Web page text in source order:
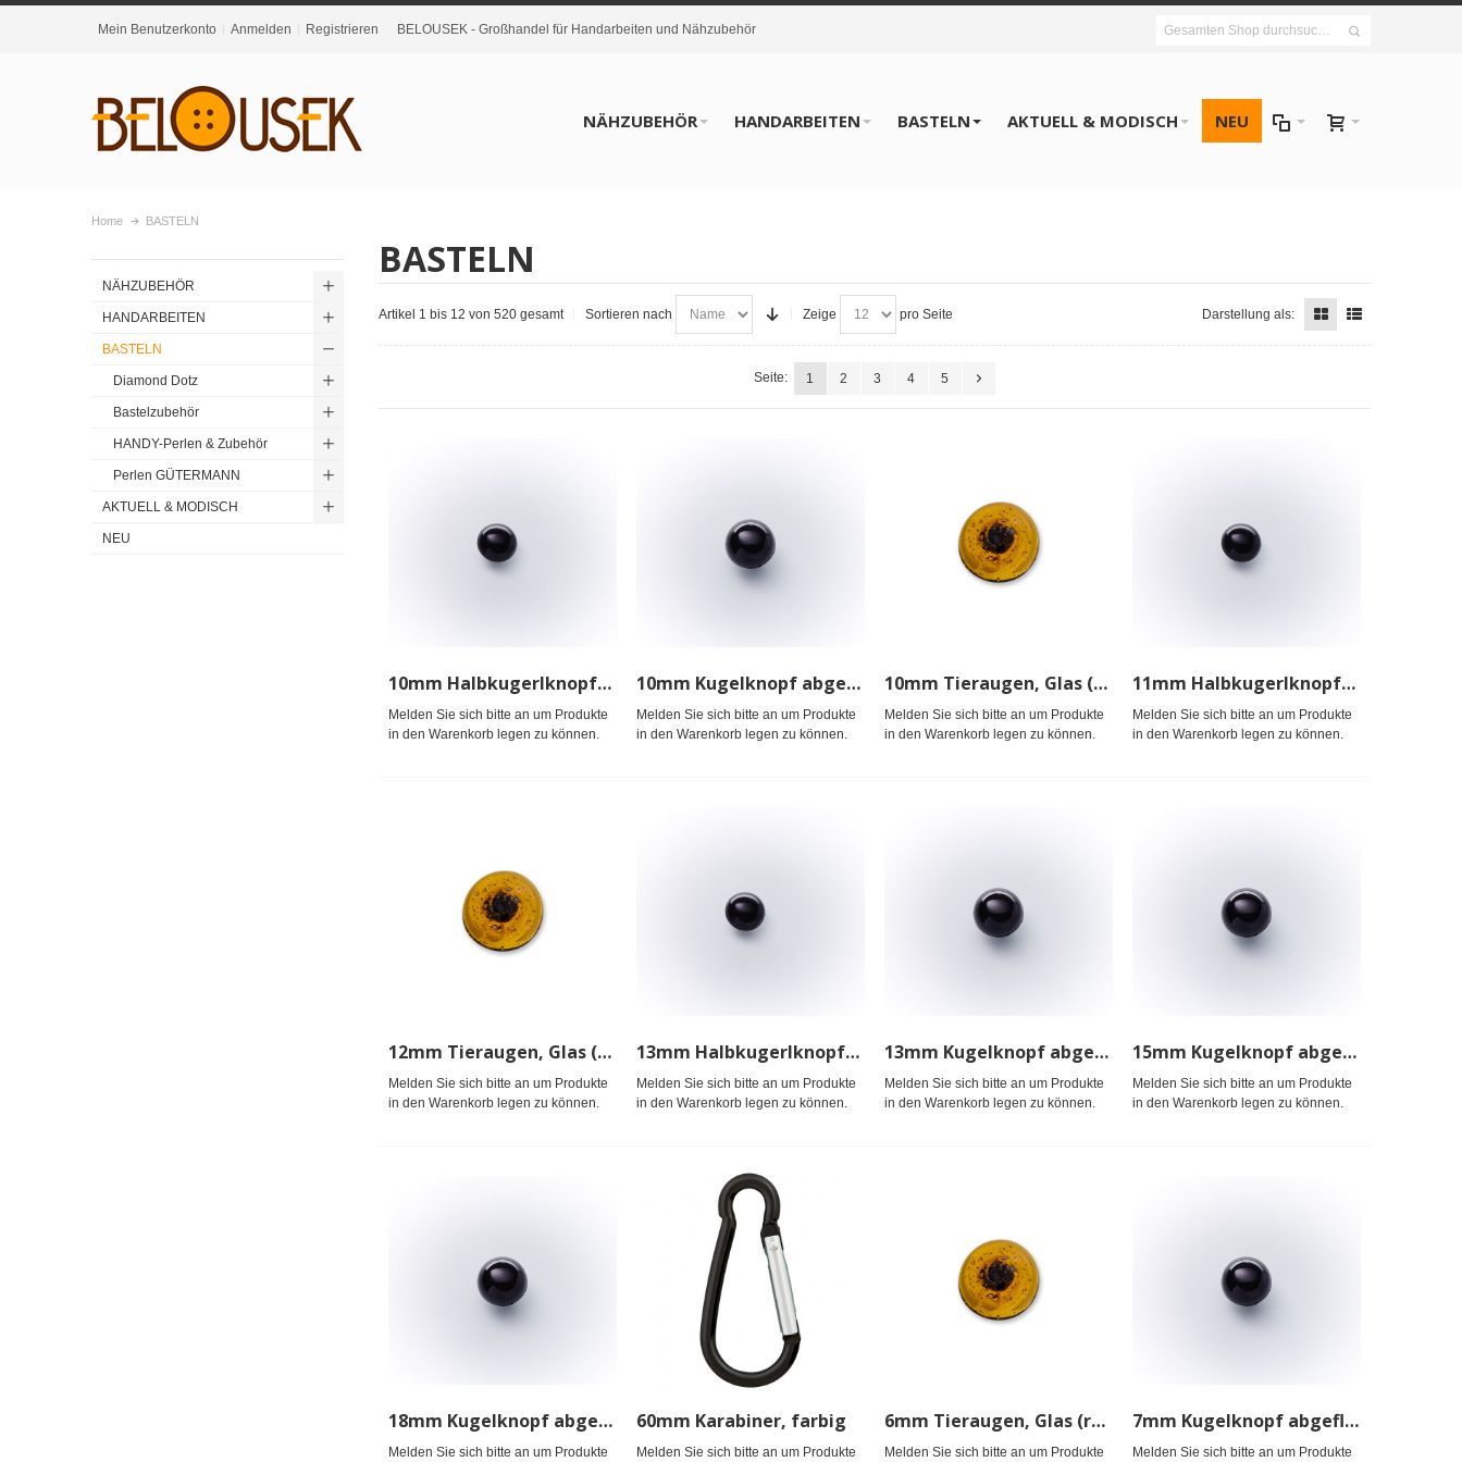
Mein Benutzerkonto Anmelden Registrieren BELOUSEK - Großhandel für Handarbeiten und Nähzubehör
NÄHZUBEHÖR HANDARBEITEN BASTELN AKTUELL & MODISCH NEU
Home BASTELN
BASTELN
Artikel 1 bis 12 von 520 gesamt Sortieren nach Zeige pro Seite Darstellung als:
Seite: 1 2 3 4 5
10mm Halbkugerlknopf Nylon,gefärbt
Melden Sie sich bitte an um Produkte
in den Warenkorb legen zu können.
10mm Kugelknopf abgeflacht Nyl.schwarz gef.
Melden Sie sich bitte an um Produkte
in den Warenkorb legen zu können.
10mm Tieraugen, Glas (runde Pup.)
Melden Sie sich bitte an um Produkte
in den Warenkorb legen zu können.
11mm Halbkugerlknopf Nylon,gefärbt
Melden Sie sich bitte an um Produkte
in den Warenkorb legen zu können.
12mm Tieraugen, Glas (runde Pup.)
Melden Sie sich bitte an um Produkte
in den Warenkorb legen zu können.
13mm Halbkugerlknopf Nylon,gefärbt
Melden Sie sich bitte an um Produkte
in den Warenkorb legen zu können.
13mm Kugelknopf abgeflacht Nyl.gefärbt
Melden Sie sich bitte an um Produkte
in den Warenkorb legen zu können.
15mm Kugelknopf abgeflacht Nyl.gefärbt
Melden Sie sich bitte an um Produkte
in den Warenkorb legen zu können.
18mm Kugelknopf abgeflacht Nyl.gefärbt
Melden Sie sich bitte an um Produkte
60mm Karabiner, farbig
Melden Sie sich bitte an um Produkte
6mm Tieraugen, Glas (runde Pup.)
Melden Sie sich bitte an um Produkte
7mm Kugelknopf abgeflacht Nyl.schwarz gef.
Melden Sie sich bitte an um Produkte
NÄHZUBEHÖR
HANDARBEITEN
BASTELN
Diamond Dotz
Bastelzubehör
HANDY-Perlen & Zubehör
Perlen GÜTERMANN
AKTUELL & MODISCH
NEU